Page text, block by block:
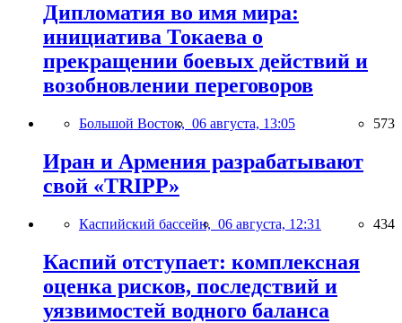
Дипломатия во имя мира:
инициатива Токаева о
прекращении боевых действий и
возобновлении переговоров
Большой Восток, 06 августа, 13:05 573
Иран и Армения разрабатывают
свой «TRIPP»
Каспийский бассейн, 06 августа, 12:31 434
Каспий отступает: комплексная
оценка рисков, последствий и
уязвимостей водного баланса